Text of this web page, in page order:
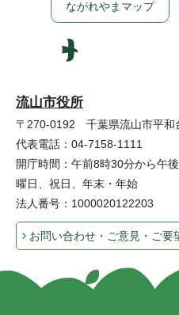
流山市役所
〒270-0192 千葉県流山市平
代表電話：04-7158-1111
開庁時間：午前8時30分から午
曜日、祝日、年末・年始
法人番号：1000020122203
お問い合わせ・ご意見・ご要
ながれやまマップ